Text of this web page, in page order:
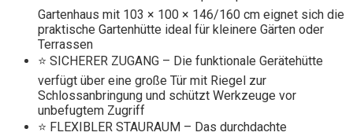
Gartenhaus mit 103 × 100 × 146/160 cm eignet sich die
praktische Gartenhütte ideal für kleinere Gärten oder
Terrassen
⭐ SICHERER ZUGANG – Die funktionale Gerätehütte
verfügt über eine große Tür mit Riegel zur
Schlossanbringung und schützt Werkzeuge vor
unbefugtem Zugriff
⭐ FLEXIBLER STAURAUM – Das durchdachte